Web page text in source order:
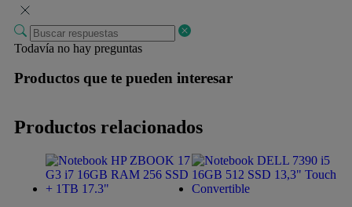
Todavía no hay preguntas
Productos que te pueden interesar
Productos relacionados